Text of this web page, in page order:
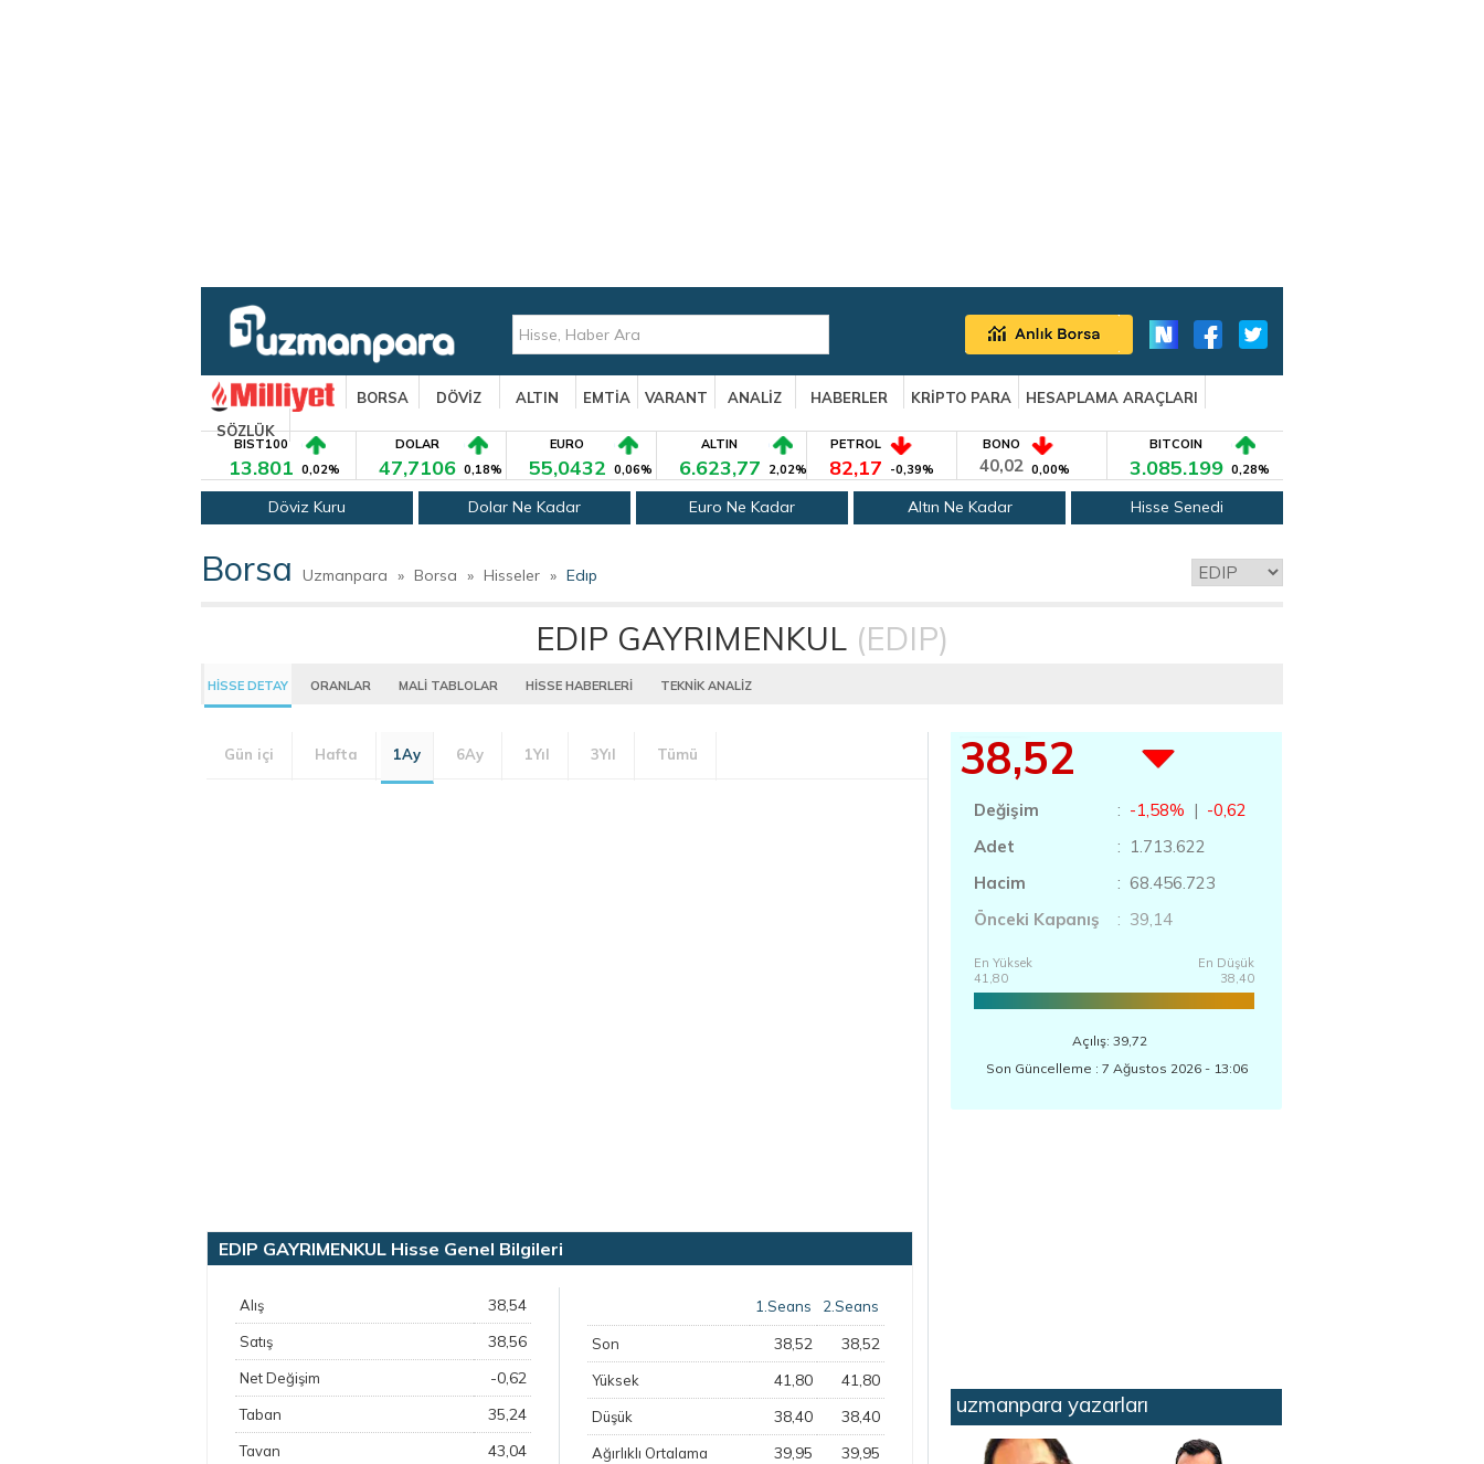
BORSA DÖVİZ ALTIN EMTİA VARANT ANALİZ HABERLER KRİPTO PARA
HESAPLAMA ARAÇLARI
SÖZLÜK
BIST100
13.801 0,02%
DOLAR
47,7106 0,18%
EURO
55,0432 0,06%
ALTIN
6.623,77 2,02%
PETROL
82,17 -0,39%
BONO
40,02 0,00%
BITCOIN
3.085.199 0,28%
Döviz Kuru Dolar Ne Kadar Euro Ne Kadar Altın Ne Kadar Hisse Senedi
Borsa Uzmanpara » Borsa » Hisseler » Edıp
EDIP GAYRIMENKUL (EDIP)
HİSSE DETAY ORANLAR MALİ TABLOLAR HİSSE HABERLERİ TEKNİK ANALİZ
Gün içi Hafta 1Ay 6Ay 1Yıl 3Yıl Tümü
EDIP GAYRIMENKUL Hisse Genel Bilgileri
Alış 38,54
Satış 38,56
Net Değişim -0,62
Taban 35,24
Tavan 43,04
1.Seans 2.Seans
Son 38,52 38,52
Yüksek 41,80 41,80
Düşük 38,40 38,40
Ağırlıklı Ortalama 39,95 39,95
38,52
Değişim : -1,58% | -0,62
Adet
: 1.713.622
Hacim
: 68.456.723
Önceki Kapanış
: 39,14
En Yüksek
41,80
En Düşük
38,40
Açılış: 39,72
Son Güncelleme : 7 Ağustos 2026 - 13:06
uzmanpara yazarları